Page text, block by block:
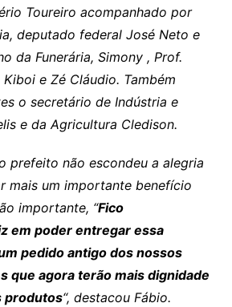
Toureiro acompanhado por
deputado federal José Neto e
da Funerária, Simony , Prof.
e Zé Cláudio. Também
o secretário de Indústria e
e da Agricultura Cledison.
prefeito não escondeu a alegria
mais um importante benefício
importante, “Fico
em poder entregar essa
pedido antigo dos nossos
que agora terão mais dignidade
produtos“, destacou Fábio.